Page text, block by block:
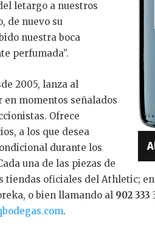
letargo a nuestros
de nuevo su
nuestra boca
perfumada”.
2005, lanza al
momentos señalados
Ofrece
a los que desea
durante los
una de las piezas de
tiendas oficiales del Athletic;
o bien llamando al 902 333
.